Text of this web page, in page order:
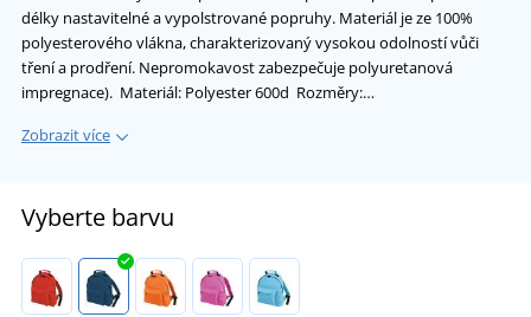
délky nastavitelné a vypolstrované popruhy. Materiál je ze 100%
polyesterového vlákna, charakterizovaný vysokou odolností vůči
tření a prodření. Nepromokavost zabezpečuje polyuretanová
impregnace). Materiál: Polyester 600d Rozměry:…
Zobrazit více
Vyberte barvu